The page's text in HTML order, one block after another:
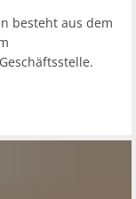
besteht aus dem